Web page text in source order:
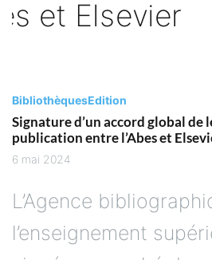
Signature d’un accord global de
publication entre l’Abes et
6 mai 2024
l’enseignement
signé un marché de